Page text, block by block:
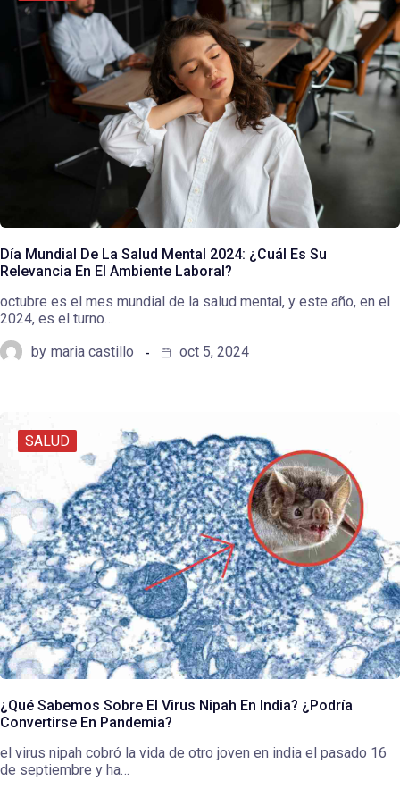
Día Mundial De La Salud Mental 2024: ¿Cuál Es Su
Relevancia En El Ambiente Laboral?
octubre es el mes mundial de la salud mental, y este año, en el
2024, es el turno…
by maria castillo oct 5, 2024
SALUD
¿Qué Sabemos Sobre El Virus Nipah En India? ¿Podría
Convertirse En Pandemia?
el virus nipah cobró la vida de otro joven en india el pasado 16
de septiembre y ha…